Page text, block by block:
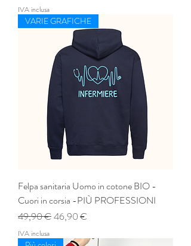
IVA inclusa
VARIE GRAFICHE
Felpa sanitaria Uomo in cotone BIO -
Cuori in corsia -PIÙ PROFESSIONI
Prezzo regolare
49,90 €Prezzo scontato
46,90 €
IVA inclusa